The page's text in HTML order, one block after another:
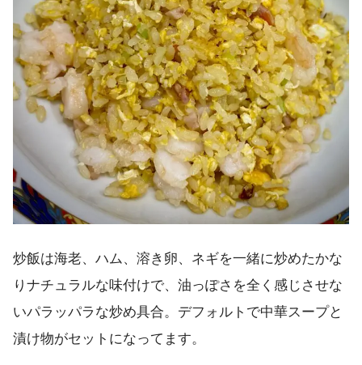
炒飯は海老、ハム、溶き卵、ネギを一緒に炒めたかな
りナチュラルな味付けで、油っぽさを全く感じさせな
いパラッパラな炒め具合。デフォルトで中華スープと
漬け物がセットになってます。